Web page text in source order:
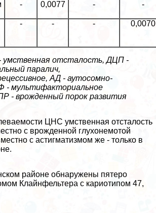
- 0,0077 - -
- - - 0,0070
умственная отсталость, ДЦП -
паралич,
АД - аутосомно-
- мультифакториальное
- врожденный порок развития
ЦНС умственная отсталость
с врожденной глухонемотой
с астигматизмом же - только в
районе обнаружены пятеро
Клайнфельтера с кариотипом 47,